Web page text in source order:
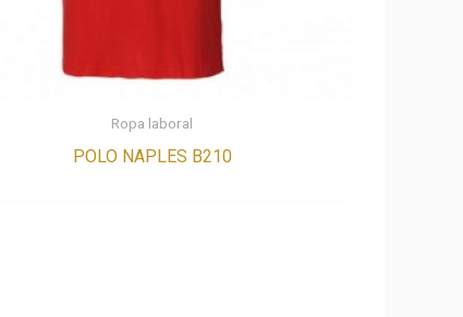
Ropa laboral
POLO NAPLES B210